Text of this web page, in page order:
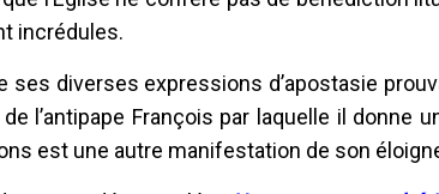
incrédules.
ses diverses expressions d’apostasie
de l’antipape François par laquelle il
est une autre manifestation de son